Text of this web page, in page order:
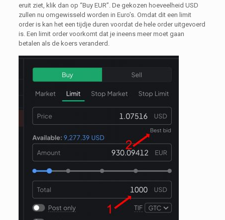
eruit ziet, klik dan op “Buy EUR”. De gekozen hoeveelheid USD
zullen nu omgewisseld worden in Euro’s. Omdat dit een limit
order is kan het een tijdje duren voordat de hele order uitgevoerd
is. Een limit order voorkomt dat je ineens meer moet gaan
betalen als de koers veranderd.